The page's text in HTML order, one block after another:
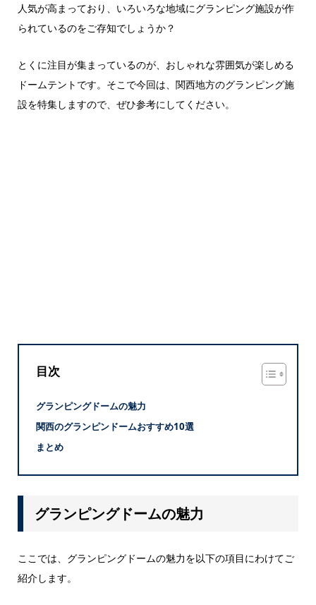
人気が高まっており、いろいろな地域にグランピング施設が作
られているのをご存知でしょうか？
とくに注目が集まっているのが、おしゃれな雰囲気が楽しめる
ドームテントです。そこで今回は、関西地方のグランピング施
設を特集しますので、ぜひ参考にしてください。
目次
グランピングドームの魅力
関西のグランピンドームおすすめ10選
まとめ
グランピングドームの魅力
ここでは、グランピングドームの魅力を以下の項目にわけてご
紹介します。